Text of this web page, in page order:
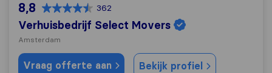
8,8 362
Verhuisbedrijf Select Movers
Amsterdam
Vraag offerte aan Bekijk profiel